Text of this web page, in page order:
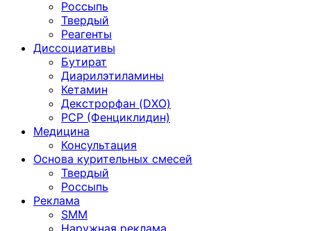
Россыпь
Твердый
Реагенты
Диссоциативы
Бутират
Диарилэтиламины
Кетамин
Декстрорфан (DXO)
PCP (Фенциклидин)
Медицина
Консультация
Основа курительных смесей
Твердый
Россыпь
Реклама
SMM
Наружная реклама